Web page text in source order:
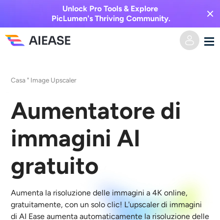
Unlock Pro Tools & Explore
PicLumen's Thriving Community.
Da testo a video
Da immagine a video
Effetti video
Generatore di baci AI
Effetti video
Da immagine a immagine
Da testo a immagine
Strumenti di intelligenza artificiale
Editor e creatore di foto
Prezzi
Casa " Image Upscaler
Aumentatore di
immagini AI
gratuito
Aumenta la risoluzione delle immagini a 4K online,
gratuitamente, con un solo clic! L'upscaler di immagini
di AI Ease aumenta automaticamente la risoluzione delle